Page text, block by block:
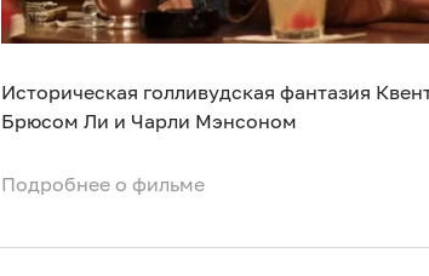
Историческая голливудская фантазия
Брюсом Ли и Чарли Мэнсоном
Подробнее о фильме